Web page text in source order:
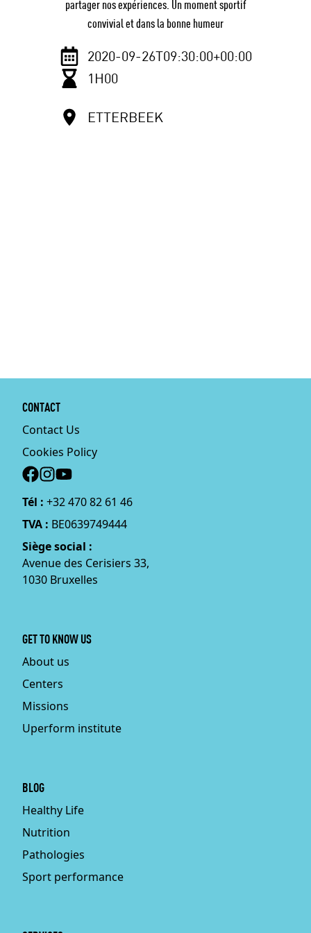
partager nos expériences. Un moment sportif
convivial et dans la bonne humeur
2020-09-26T09:30:00+00:00
1H00
ETTERBEEK
CONTACT
Contact Us
Cookies Policy
Social
Tél : +32 470 82 61 46
TVA : BE0639749444
Siège social :
Avenue des Cerisiers 33,
1030 Bruxelles
GET TO KNOW US
About us
Centers
Missions
Uperform institute
BLOG
Healthy Life
Nutrition
Pathologies
Sport performance